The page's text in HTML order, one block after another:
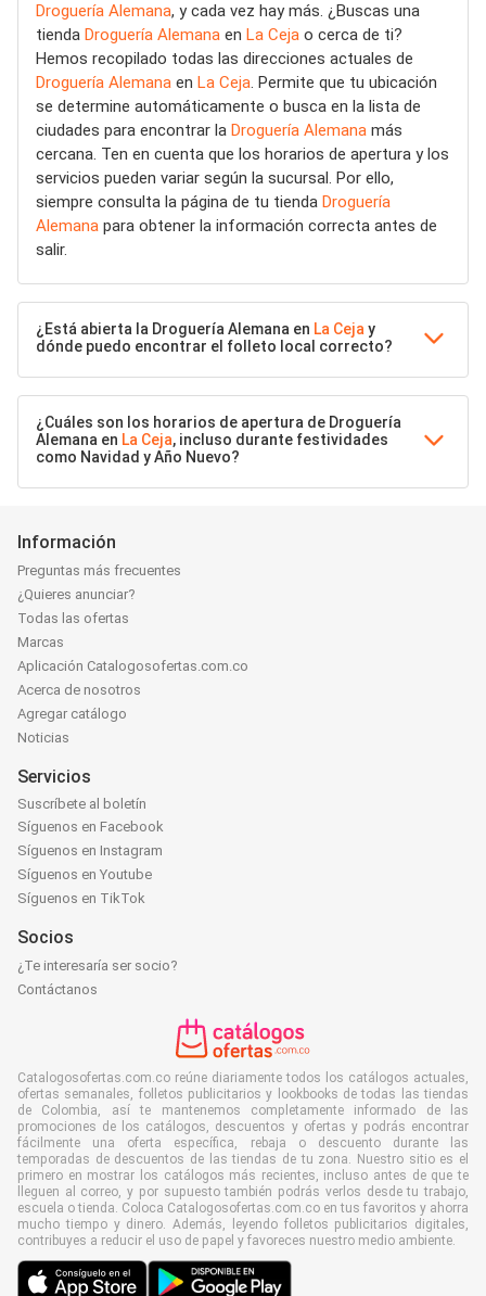
Droguería Alemana, y cada vez hay más. ¿Buscas una
tienda Droguería Alemana en La Ceja o cerca de ti?
Hemos recopilado todas las direcciones actuales de
Droguería Alemana en La Ceja. Permite que tu ubicación
se determine automáticamente o busca en la lista de
ciudades para encontrar la Droguería Alemana más
cercana. Ten en cuenta que los horarios de apertura y los
servicios pueden variar según la sucursal. Por ello,
siempre consulta la página de tu tienda Droguería
Alemana para obtener la información correcta antes de
salir.
¿Está abierta la Droguería Alemana en La Ceja y
dónde puedo encontrar el folleto local correcto?
¿Cuáles son los horarios de apertura de Droguería
Alemana en La Ceja, incluso durante festividades
como Navidad y Año Nuevo?
Información
Preguntas más frecuentes
¿Quieres anunciar?
Todas las ofertas
Marcas
Aplicación Catalogosofertas.com.co
Acerca de nosotros
Agregar catálogo
Noticias
Servicios
Suscríbete al boletín
Síguenos en Facebook
Síguenos en Instagram
Síguenos en Youtube
Síguenos en TikTok
Socios
¿Te interesaría ser socio?
Contáctanos
Catalogosofertas.com.co reúne diariamente todos los catálogos actuales,
ofertas semanales, folletos publicitarios y lookbooks de todas las tiendas
de Colombia, así te mantenemos completamente informado de las
promociones de los catálogos, descuentos y ofertas y podrás encontrar
fácilmente una oferta específica, rebaja o descuento durante las
temporadas de descuentos de las tiendas de tu zona. Nuestro sitio es el
primero en mostrar los catálogos más recientes, incluso antes de que te
lleguen al correo, y por supuesto también podrás verlos desde tu trabajo,
escuela o tienda. Coloca Catalogosofertas.com.co en tus favoritos y ahorra
mucho tiempo y dinero. Además, leyendo folletos publicitarios digitales,
contribuyes a reducir el uso de papel y favoreces nuestro medio ambiente.